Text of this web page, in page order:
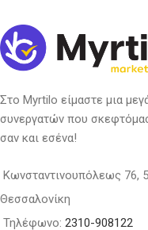
Στο Myrtilo είμαστε μια
συνεργατών που
σαν και εσένα!
Κωνσταντινουπόλεως 76,
Θεσσαλονίκη
Τηλέφωνο: 2310-908122